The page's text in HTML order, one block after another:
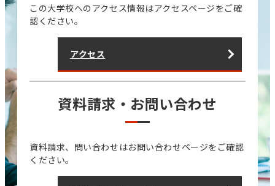
この大学校へのアクセス情報はアクセスページをご確
認ください。
アクセス
資料請求・お問い合わせ
資料請求、問い合わせはお問い合わせページをご確認
ください。